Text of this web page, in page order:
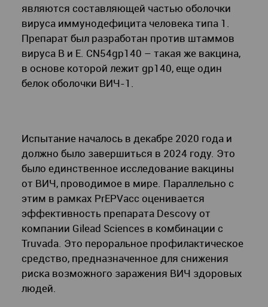
являются составляющей частью оболочки
вируса иммунодефицита человека типа 1.
Препарат был разработан против штаммов
вируса B и E. CN54gp140 – такая же вакцина,
в основе которой лежит gp140, еще один
белок оболочки ВИЧ-1.
Испытание началось в декабре 2020 года и
должно было завершиться в 2024 году. Это
было единственное исследование вакцины
от ВИЧ, проводимое в мире. Параллельно с
этим в рамках PrEPVacc оценивается
эффективность препарата Descovy от
компании Gilead Sciences в комбинации с
Truvada. Это пероральное профилактическое
средство, предназначенное для снижения
риска возможного заражения ВИЧ здоровых
людей.